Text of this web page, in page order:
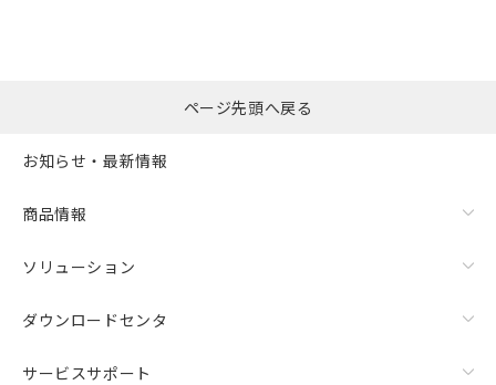
ページ先頭へ戻る
お知らせ・最新情報
商品情報
ソリューション
ダウンロードセンタ
サービスサポート